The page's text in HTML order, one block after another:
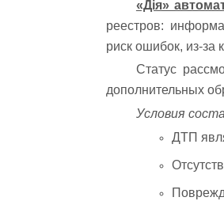
«Дія»
реестров:
риск ошибок, из-за
Статус
дополнительных
Условия
ДТП